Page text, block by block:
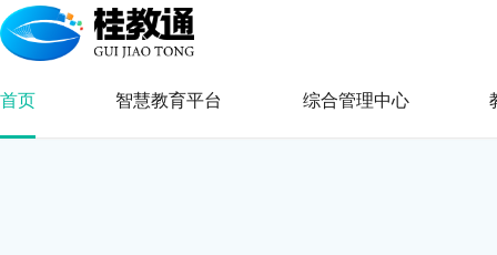
首页 智慧教育平台 综合管理中心